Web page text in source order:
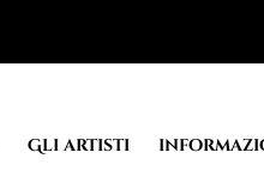
Gli artisti